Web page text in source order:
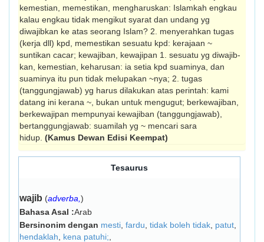
kemestian, memestikan, mengharuskan: Islamkah engkau
kalau engkau tidak mengikut syarat dan undang yg
diwajibkan ke atas seorang Islam? 2. menyerahkan tugas
(kerja dll) kpd, memestikan sesuatu kpd: kerajaan ~
suntikan cacar; kewajiban, kewajipan 1. sesuatu yg diwajib­
kan, kemestian, keharusan: ia setia kpd suaminya, dan
suaminya itu pun tidak melupakan ~nya; 2. tugas
(tanggungjawab) yg harus dilakukan atas perintah: kami
datang ini kerana ~, bukan untuk mengugut; berkewajiban,
berkewajipan mempunyai kewajiban (tanggungjawab),
bertanggung­jawab: suamilah yg ~ mencari sara
hidup. (Kamus Dewan Edisi Keempat)
Tesaurus
wajib (adverba, )
Bahasa Asal :Arab
Bersinonim dengan mesti fardu tidak boleh tidak patut
hendaklah
kena patuhi;